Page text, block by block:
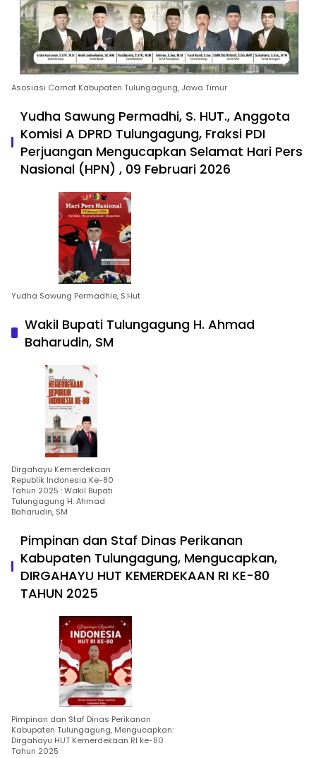
Asosiasi Camat Kabupaten Tulungagung, Jawa Timur
Yudha Sawung Permadhi, S. HUT., Anggota
Komisi A DPRD Tulungagung, Fraksi PDI
Perjuangan Mengucapkan Selamat Hari Pers
Nasional (HPN) , 09 Februari 2026
Yudha Sawung Permadhie, S.Hut
Wakil Bupati Tulungagung H. Ahmad
Baharudin, SM
Dirgahayu Kemerdekaan
Republik Indonesia Ke-80
Tahun 2025 : Wakil Bupati
Tulungagung H. Ahmad
Baharudin, SM
Pimpinan dan Staf Dinas Perikanan
Kabupaten Tulungagung, Mengucapkan,
DIRGAHAYU HUT KEMERDEKAAN RI KE-80
TAHUN 2025
Pimpinan dan Staf Dinas Perikanan
Kabupaten Tulungagung, Mengucapkan:
Dirgahayu HUT Kemerdekaan RI ke-80
Tahun 2025